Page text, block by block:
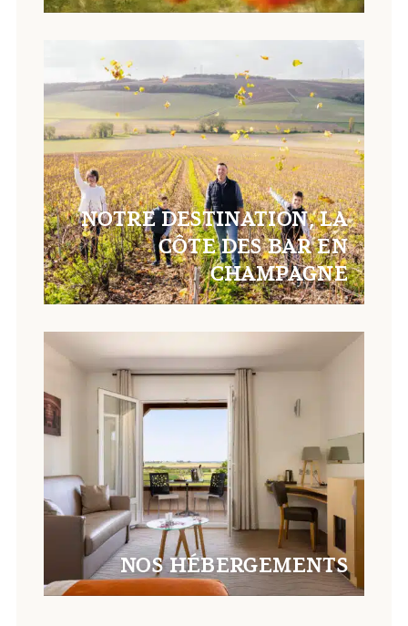
NOTRE DESTINATION, LA
CÔTE DES BAR EN
CHAMPAGNE
NOS HÉBERGEMENTS